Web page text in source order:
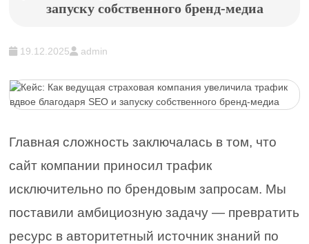
запуску собственного бренд-медиа
19.12.2025 admin
Главная сложность заключалась в том, что
сайт компании приносил трафик
исключительно по брендовым запросам. Мы
поставили амбициозную задачу — превратить
ресурс в авторитетный источник знаний по